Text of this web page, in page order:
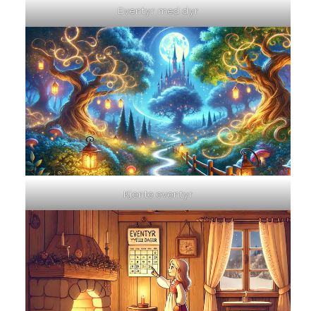
Eventyr med dyr
Kjente eventyr